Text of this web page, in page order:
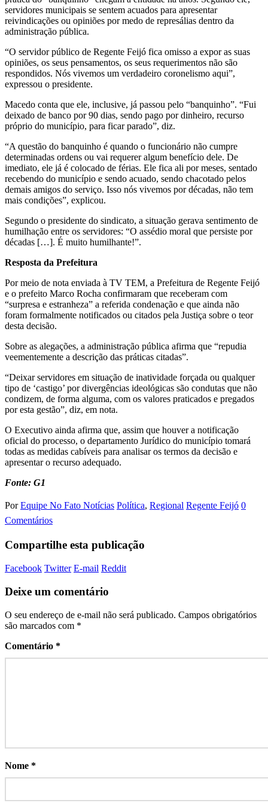
servidores municipais se sentem acuados para apresentar
reivindicações ou opiniões por medo de represálias dentro da
administração pública.
“O servidor público de Regente Feijó fica omisso a expor as suas
opiniões, os seus pensamentos, os seus requerimentos não são
respondidos. Nós vivemos um verdadeiro coronelismo aqui”,
expressou o presidente.
Macedo conta que ele, inclusive, já passou pelo “banquinho”. “Fui
deixado de banco por 90 dias, sendo pago por dinheiro, recurso
próprio do município, para ficar parado”, diz.
“A questão do banquinho é quando o funcionário não cumpre
determinadas ordens ou vai requerer algum benefício dele. De
imediato, ele já é colocado de férias. Ele fica ali por meses, sentado
recebendo do município e sendo acuado, sendo chacotado pelos
demais amigos do serviço. Isso nós vivemos por décadas, não tem
mais condições”, explicou.
Segundo o presidente do sindicato, a situação gerava sentimento de
humilhação entre os servidores: “O assédio moral que persiste por
décadas […]. É muito humilhante!”.
Resposta da Prefeitura
Por meio de nota enviada à TV TEM, a Prefeitura de Regente Feijó
e o prefeito Marco Rocha confirmaram que receberam com
“surpresa e estranheza” a referida condenação e que ainda não
foram formalmente notificados ou citados pela Justiça sobre o teor
desta decisão.
Sobre as alegações, a administração pública afirma que “repudia
veementemente a descrição das práticas citadas”.
“Deixar servidores em situação de inatividade forçada ou qualquer
tipo de ‘castigo’ por divergências ideológicas são condutas que não
condizem, de forma alguma, com os valores praticados e pregados
por esta gestão”, diz, em nota.
O Executivo ainda afirma que, assim que houver a notificação
oficial do processo, o departamento Jurídico do município tomará
todas as medidas cabíveis para analisar os termos da decisão e
apresentar o recurso adequado.
Fonte: G1
Por Equipe No Fato Notícias Política, Regional Regente Feijó 0
Comentários
Compartilhe esta publicação
Facebook Twitter E-mail Reddit
Deixe um comentário
O seu endereço de e-mail não será publicado. Campos obrigatórios
são marcados com *
Comentário *
Nome *